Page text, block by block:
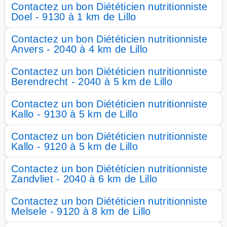
Contactez un bon Diététicien nutritionniste
Doel - 9130 à 1 km de Lillo
Contactez un bon Diététicien nutritionniste
Anvers - 2040 à 4 km de Lillo
Contactez un bon Diététicien nutritionniste
Berendrecht - 2040 à 5 km de Lillo
Contactez un bon Diététicien nutritionniste
Kallo - 9130 à 5 km de Lillo
Contactez un bon Diététicien nutritionniste
Kallo - 9120 à 5 km de Lillo
Contactez un bon Diététicien nutritionniste
Zandvliet - 2040 à 6 km de Lillo
Contactez un bon Diététicien nutritionniste
Melsele - 9120 à 8 km de Lillo